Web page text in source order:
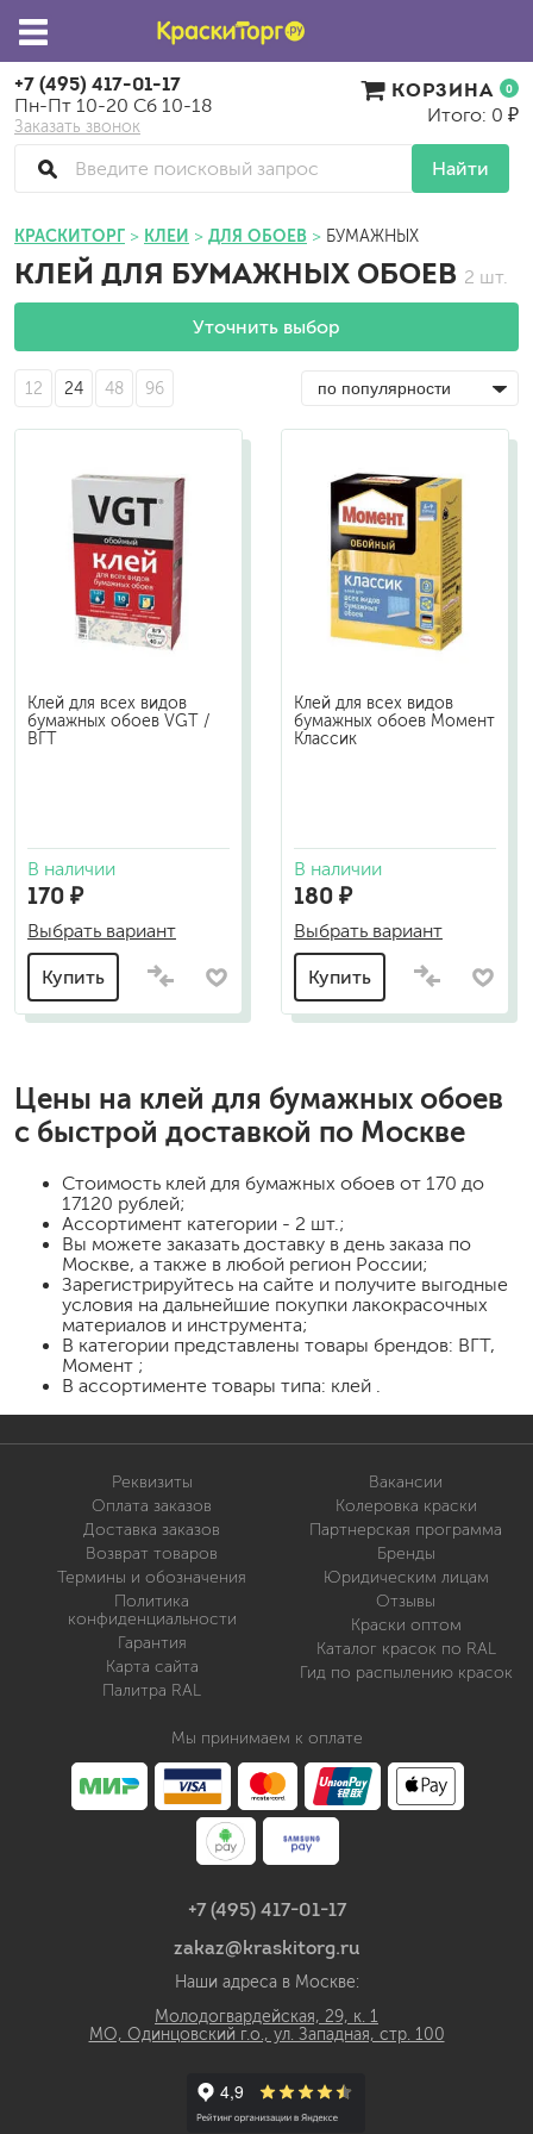
+7 (495) 417-01-17
Пн-Пт 10-20 Сб 10-18
Заказать звонок
Найти
КОРЗИНА 0
Итого: 0 ₽
КРАСКИТОРГ КЛЕИ ДЛЯ ОБОЕВ БУМАЖНЫХ
КЛЕЙ ДЛЯ БУМАЖНЫХ ОБОЕВ 2 шт.
Уточнить выбор
12 24 48 96
Клей для всех видов
бумажных обоев VGT /
ВГТ
В наличии
170 ₽
Выбрать вариант
Купить
Клей для всех видов
бумажных обоев Момент
Классик
В наличии
180 ₽
Выбрать вариант
Купить
Цены на клей для бумажных обоев
с быстрой доставкой по Москве
Стоимость клей для бумажных обоев от 170 до
17120 рублей;
Ассортимент категории - 2 шт.;
Вы можете заказать доставку в день заказа по
Москве, а также в любой регион России;
Зарегистрируйтесь на сайте и получите выгодные
условия на дальнейшие покупки лакокрасочных
материалов и инструмента;
В категории представлены товары брендов: ВГТ,
Момент ;
В ассортименте товары типа: клей .
Реквизиты
Оплата заказов
Доставка заказов
Возврат товаров
Термины и обозначения
Политика
конфиденциальности
Гарантия
Карта сайта
Палитра RAL
Вакансии
Колеровка краски
Партнерская программа
Бренды
Юридическим лицам
Отзывы
Краски оптом
Каталог красок по RAL
Гид по распылению красок
Мы принимаем к оплате
+7 (495) 417-01-17
zakaz@kraskitorg.ru
Наши адреса в Москве:
Молодогвардейская, 29, к. 1
МО, Одинцовский г.о., ул. Западная, стр. 100